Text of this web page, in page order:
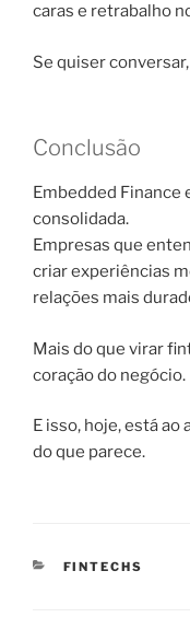
caras e retrabalho
Se quiser
Conclusão
Embedded Finance
consolidada.
Empresas que
criar experiências
relações mais
Mais do que virar
coração do negócio.
E isso, hoje, está
do que parece.
CATEGORIAS
FINTECHS